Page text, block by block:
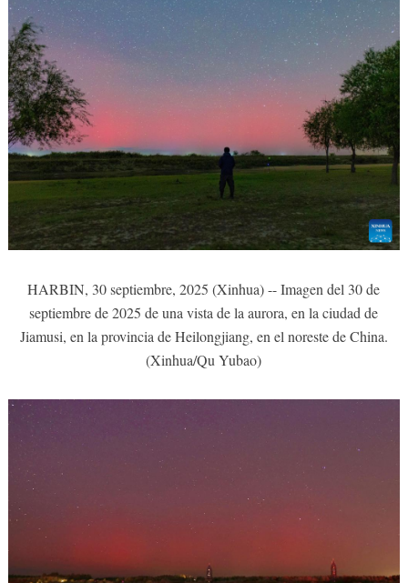
HARBIN, 30 septiembre, 2025 (Xinhua) -- Imagen del 30 de
septiembre de 2025 de una vista de la aurora, en la ciudad de
Jiamusi, en la provincia de Heilongjiang, en el noreste de China.
(Xinhua/Qu Yubao)